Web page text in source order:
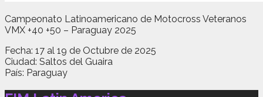
Campeonato Latinoamericano de Motocross Veteranos
VMX +40 +50 – Paraguay 2025
Fecha: 17 al 19 de Octubre de 2025
Ciudad: Saltos del Guaira
País: Paraguay